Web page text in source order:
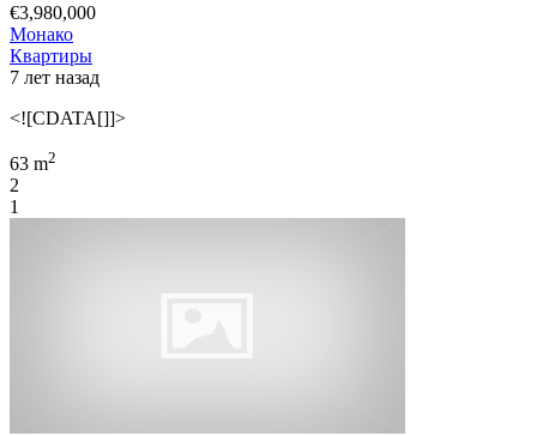
€3,980,000
Монако
Квартиры
7 лет назад
<![CDATA[]]>
63 m2
2
1